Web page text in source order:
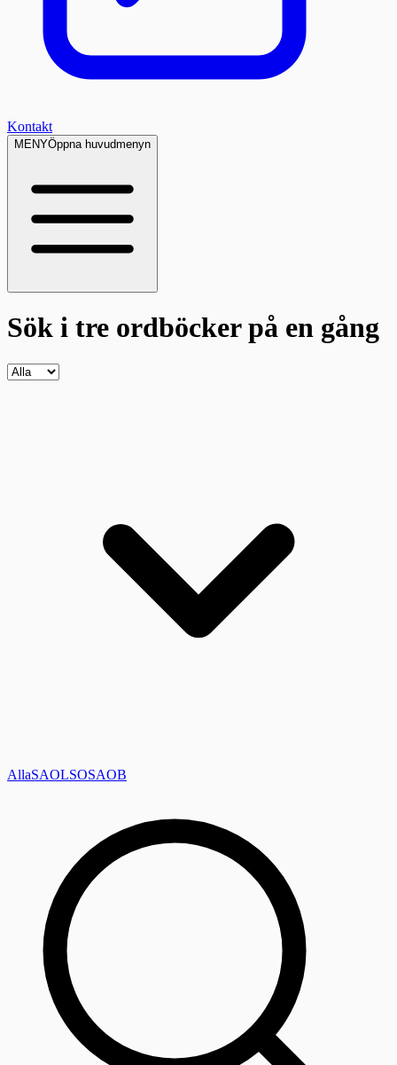
Kontakt
MENYÖppna huvudmenyn
Sök i tre ordböckerpå en gång
AllaSAOLSOSAOB